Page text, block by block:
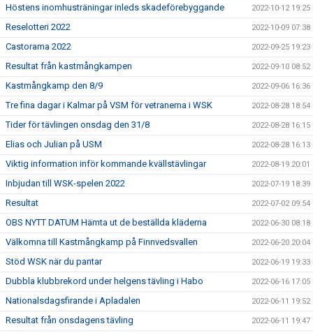
Höstens inomhusträningar inleds skadeförebyggande 2022-10-12 19:25
Reselotteri 2022 2022-10-09 07:38
Castorama 2022 2022-09-25 19:23
Resultat från kastmångkampen 2022-09-10 08:52
Kastmångkamp den 8/9 2022-09-06 16:36
Tre fina dagar i Kalmar på VSM för vetranerna i WSK 2022-08-28 18:54
Tider för tävlingen onsdag den 31/8 2022-08-28 16:15
Elias och Julian på USM 2022-08-28 16:13
Viktig information inför kommande kvällstävlingar 2022-08-19 20:01
Inbjudan till WSK-spelen 2022 2022-07-19 18:39
Resultat 2022-07-02 09:54
OBS NYTT DATUM Hämta ut de beställda kläderna 2022-06-30 08:18
Välkomna till Kastmångkamp på Finnvedsvallen 2022-06-20 20:04
Stöd WSK när du pantar 2022-06-19 19:33
Dubbla klubbrekord under helgens tävling i Habo 2022-06-16 17:05
Nationalsdagsfirande i Apladalen 2022-06-11 19:52
Resultat från onsdagens tävling 2022-06-11 19:47